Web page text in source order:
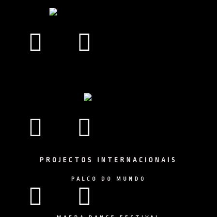
FacebookInstagram
FacebookInstagram
PROJECTOS INTERNACIONAIS
PALCO DO MUNDO
FacebookInstagram